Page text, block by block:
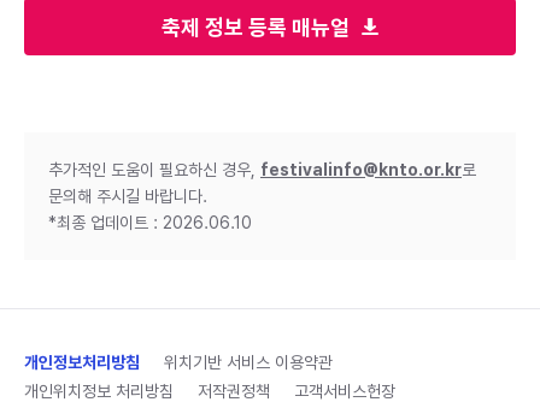
축제 정보 등록 매뉴얼
추가적인 도움이 필요하신 경우, festivalinfo@knto.or.kr로
문의해 주시길 바랍니다.
*최종 업데이트 : 2026.06.10
개인정보처리방침
위치기반 서비스 이용약관
개인위치정보 처리방침
저작권정책 고객서비스헌장